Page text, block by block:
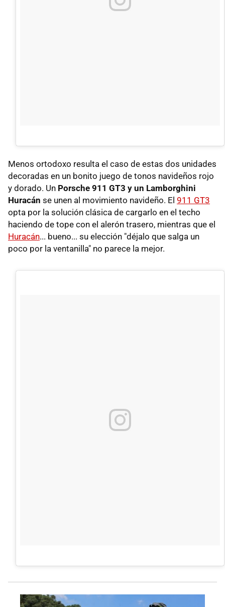
Menos ortodoxo resulta el caso de estas dos unidades
decoradas en un bonito juego de tonos navideños rojo
y dorado. Un Porsche 911 GT3 y un Lamborghini
Huracán se unen al movimiento navideño. El 911 GT3
opta por la solución clásica de cargarlo en el techo
haciendo de tope con el alerón trasero, mientras que el
Huracán... bueno... su elección "déjalo que salga un
poco por la ventanilla" no parece la mejor.